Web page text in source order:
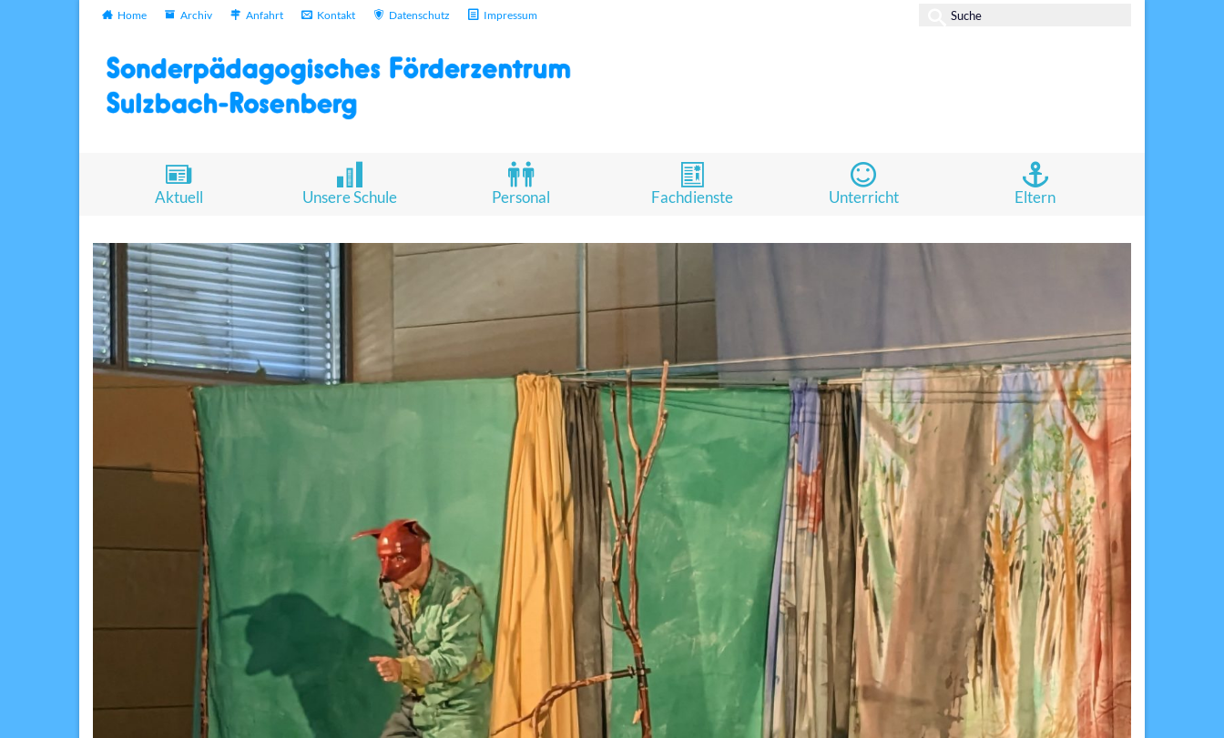
Home Archiv Anfahrt Kontakt Datenschutz Impressum
Suche
Aktuell Unsere Schule Personal Fachdienste Unterricht Eltern